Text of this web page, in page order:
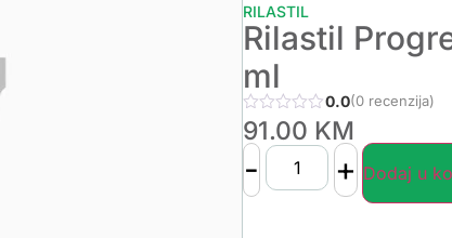
RILASTIL
Rilastil
ml
0.0(0 recenzija)
91.00 KM
- + Dodaj u